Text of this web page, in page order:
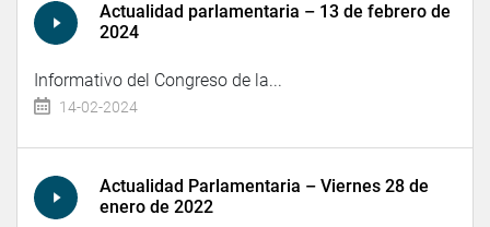
Actualidad parlamentaria – 13 de febrero de
2024
Informativo del Congreso de la...
14-02-2024
Actualidad Parlamentaria – Viernes 28 de
enero de 2022